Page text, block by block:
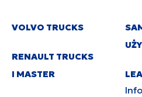
VOLVO TRUCKS
RENAULT TRUCKS
I MASTER